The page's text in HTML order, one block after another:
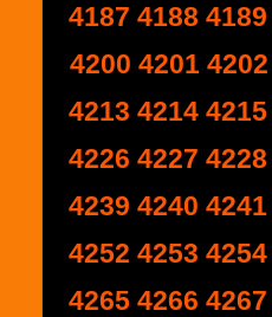
4187 4188 4189
4200 4201 4202
4213 4214 4215
4226 4227 4228
4239 4240 4241
4252 4253 4254
4265 4266 4267